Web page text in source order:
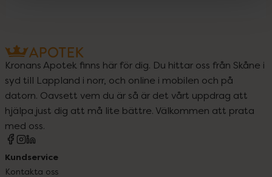
Kronans Apotek finns här för dig. Du hittar oss från Skåne i
syd till Lappland i norr, och online i mobilen och på
datorn. Oavsett vem du är så är det vårt uppdrag att
hjälpa just dig att må lite bättre. Välkommen att prata
med oss.
Kundservice
Kontakta oss